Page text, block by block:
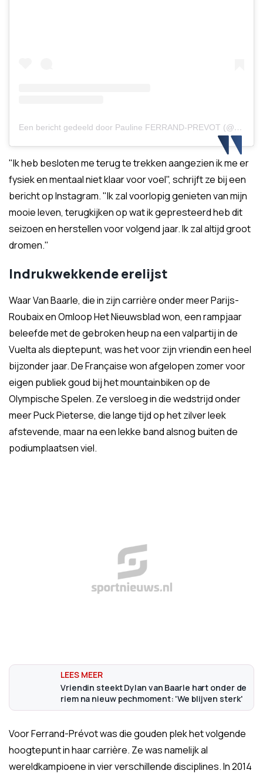
Een bericht gedeeld door Pauline FERRAND-PREVOT (@paulineferrandprevot)
"Ik heb besloten me terug te trekken aangezien ik me er
fysiek en mentaal niet klaar voor voel", schrijft ze bij een
bericht op Instagram. "Ik zal voorlopig genieten van mijn
mooie leven, terugkijken op wat ik gepresteerd heb dit
seizoen en herstellen voor volgend jaar. Ik zal altijd groot
dromen."
Indrukwekkende erelijst
Waar Van Baarle, die in zijn carrière onder meer Parijs-
Roubaix en Omloop Het Nieuwsblad won, een rampjaar
beleefde met de gebroken heup na een valpartij in de
Vuelta als dieptepunt, was het voor zijn vriendin een heel
bijzonder jaar. De Française won afgelopen zomer voor
eigen publiek goud bij het mountainbiken op de
Olympische Spelen. Ze versloeg in die wedstrijd onder
meer Puck Pieterse, die lange tijd op het zilver leek
afstevende, maar na een lekke band alsnog buiten de
podiumplaatsen viel.
Vriendin steekt Dylan van Baarle hart onder de
riem na nieuw pechmoment: 'We blijven sterk'
Voor Ferrand-Prévot was die gouden plek het volgende
hoogtepunt in haar carrière. Ze was namelijk al
wereldkampioene in vier verschillende disciplines. In 2014